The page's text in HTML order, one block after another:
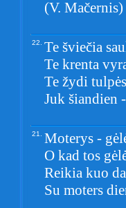
(V. Mačernis)
22. Te šviečia
Te krenta
Te žydi
Juk šiandien
21. Moterys -
O kad tos
Reikia kuo
Su moters